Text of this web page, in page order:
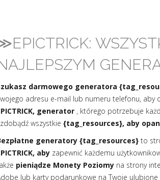
darmowego generatora
adresu e-mail lub numeru telefonu,
generator , którego potrzebuje
wszystkie {tag_resources}, aby
generatory {tag_resources} to
aby zapewnić każdemu
pieniądze Monety Poziomy na strony
lub karty podarunkowe na Twoje